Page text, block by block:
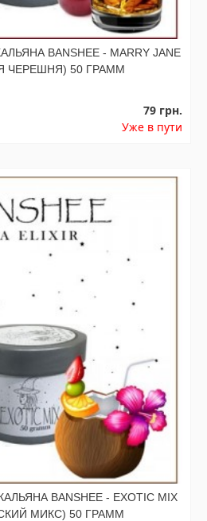
BANSHEE - MARRY JANE
ЧЕРЕШНЯ) 50 ГРАММ
79 грн.
Уже в пути
BANSHEE - EXOTIC MIX
МИКС) 50 ГРАММ